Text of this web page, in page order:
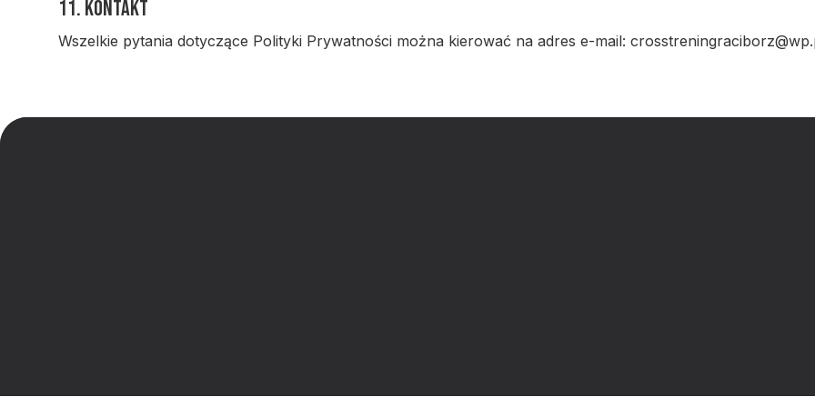
11. Kontakt
Wszelkie pytania dotyczące Polityki Prywatności można kierować na adres e-mail: